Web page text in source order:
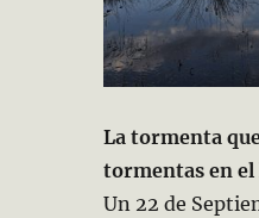
La tormenta
tormentas en el
Un 22 de